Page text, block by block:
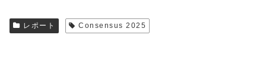
レポート Consensus 2025